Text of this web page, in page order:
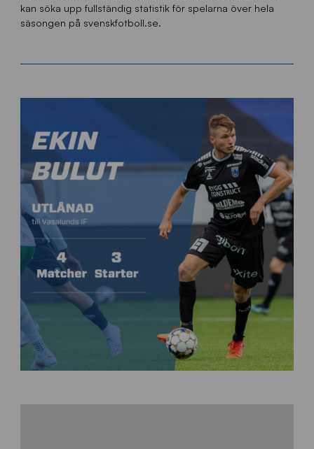
kan söka upp fullständig statistik för spelarna över hela
säsongen på svenskfotboll.se.